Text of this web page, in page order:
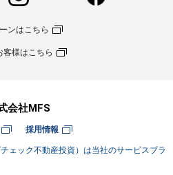
ンはこちら
客様はこちら
会社MFS
採用情報
ェック不動産投資）は当社のサービスブラ